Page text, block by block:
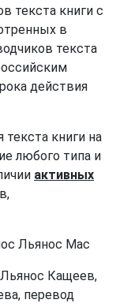
текста книги с
в
текста
действия
текста книги на
любого типа и
активных
Льянос Мас
Кащеев,
перевод